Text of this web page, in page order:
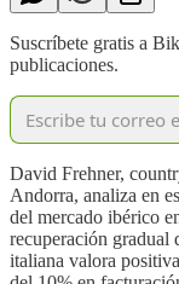
Suscríbete gratis a
publicaciones.
David Frehner,
Andorra, analiza en
del mercado ibérico
recuperación gradual
italiana valora